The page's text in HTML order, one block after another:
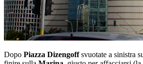
Dopo Piazza Dizengoffsvuotate a sinistra